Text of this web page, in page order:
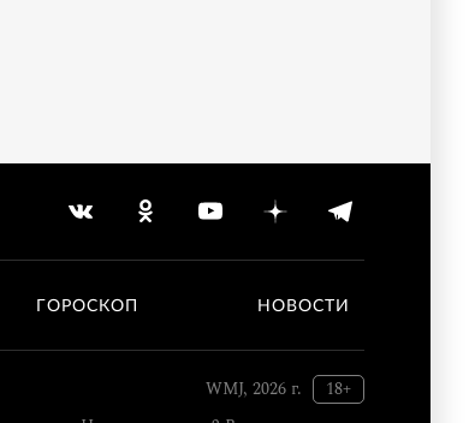
ГОРОСКОП НОВОСТИ
WMJ, 2026 г.
18+